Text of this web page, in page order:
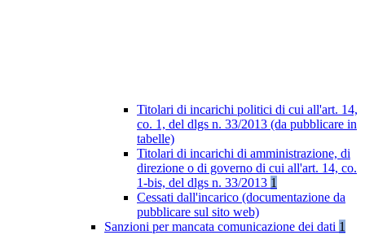
Titolari di incarichi politici di cui all'art. 14,
co. 1, del dlgs n. 33/2013 (da pubblicare in
tabelle)
Titolari di incarichi di amministrazione, di
direzione o di governo di cui all'art. 14, co.
1-bis, del dlgs n. 33/2013 1
Cessati dall'incarico (documentazione da
pubblicare sul sito web)
Sanzioni per mancata comunicazione dei dati 1